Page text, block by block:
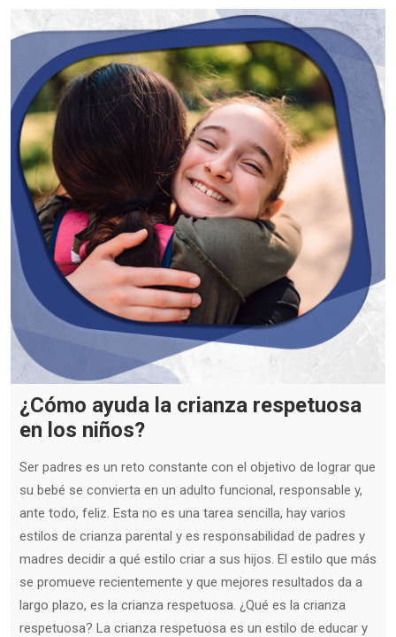
¿Cómo ayuda la crianza respetuosa
en los niños?
Ser padres es un reto constante con el objetivo de lograr que
su bebé se convierta en un adulto funcional, responsable y,
ante todo, feliz. Esta no es una tarea sencilla, hay varios
estilos de crianza parental y es responsabilidad de padres y
madres decidir a qué estilo criar a sus hijos. El estilo que más
se promueve recientemente y que mejores resultados da a
largo plazo, es la crianza respetuosa. ¿Qué es la crianza
respetuosa? La crianza respetuosa es un estilo de educar y